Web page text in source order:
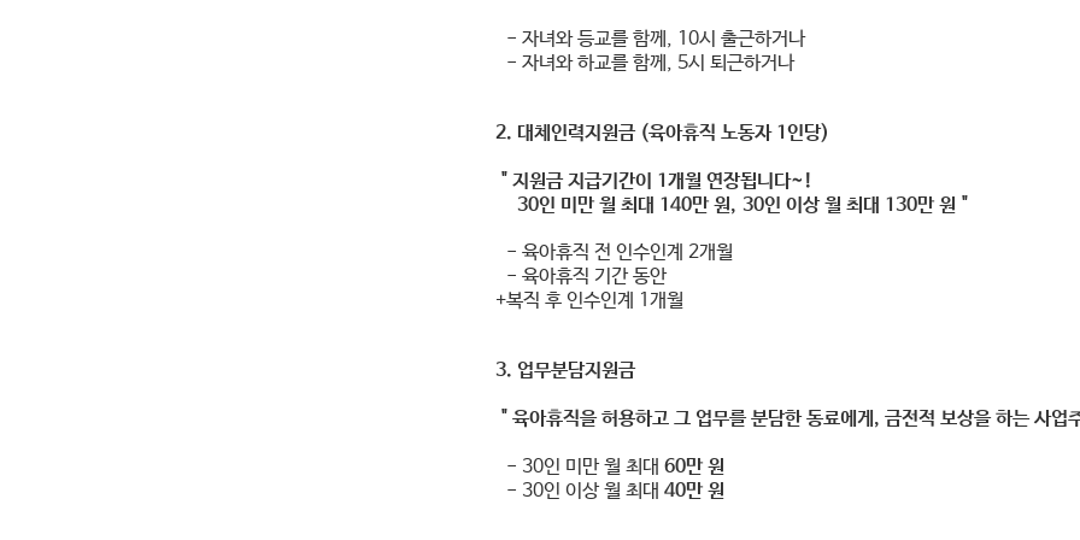
- 자녀와 등교를 함께, 10시 출근하거나
- 자녀와 하교를 함께, 5시 퇴근하거나
2. 대체인력지원금 (육아휴직 노동자 1인당)
" 지원금 지급기간이 1개월 연장됩니다~!
30인 미만 월 최대 140만 원, 30인 이상 월 최대 130만 원 "
- 육아휴직 전 인수인계 2개월
- 육아휴직 기간 동안
+복직 후 인수인계 1개월
3. 업무분담지원금
" 육아휴직을 허용하고 그 업무를 분담한 동료에게, 금전적 보상을 하는 사업
- 30인 미만 월 최대 60만 원
- 30인 이상 월 최대 40만 원